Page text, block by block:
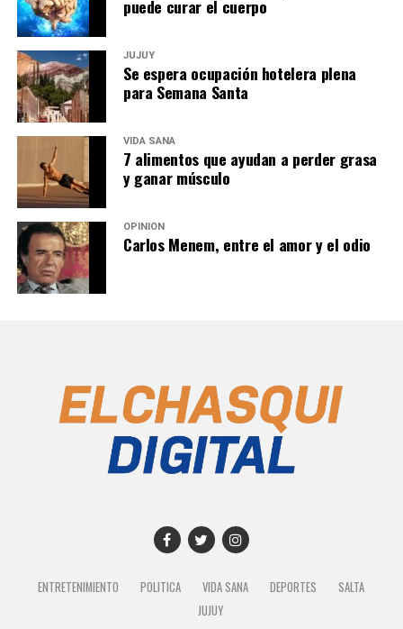
puede curar el cuerpo
JUJUY
Se espera ocupación hotelera plena
para Semana Santa
VIDA SANA
7 alimentos que ayudan a perder grasa
y ganar músculo
OPINIÓN
Carlos Menem, entre el amor y el odio
ENTRETENIMIENTO POLITICA VIDA SANA DEPORTES
SALTA
JUJUY